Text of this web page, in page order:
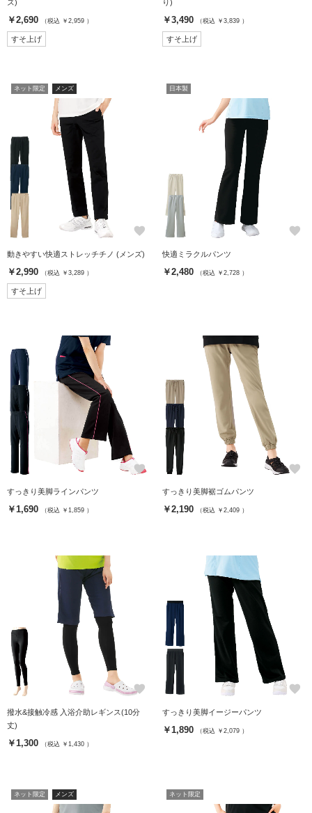
ズ)
￥2,690 （税込 ￥2,959 ）
すそ上げ
り)
￥3,490 （税込 ￥3,839 ）
すそ上げ
ネット限定 メンズ
favorite
動きやすい快適ストレッチチノ (メンズ)
￥2,990 （税込 ￥3,289 ）
すそ上げ
日本製
favorite
快適ミラクルパンツ
￥2,480 （税込 ￥2,728 ）
favorite
すっきり美脚ラインパンツ
￥1,690 （税込 ￥1,859 ）
favorite
すっきり美脚裾ゴムパンツ
￥2,190 （税込 ￥2,409 ）
favorite
撥水&接触冷感 入浴介助レギンス(10分
丈)
￥1,300 （税込 ￥1,430 ）
favorite
すっきり美脚イージーパンツ
￥1,890 （税込 ￥2,079 ）
ネット限定 メンズ ネット限定